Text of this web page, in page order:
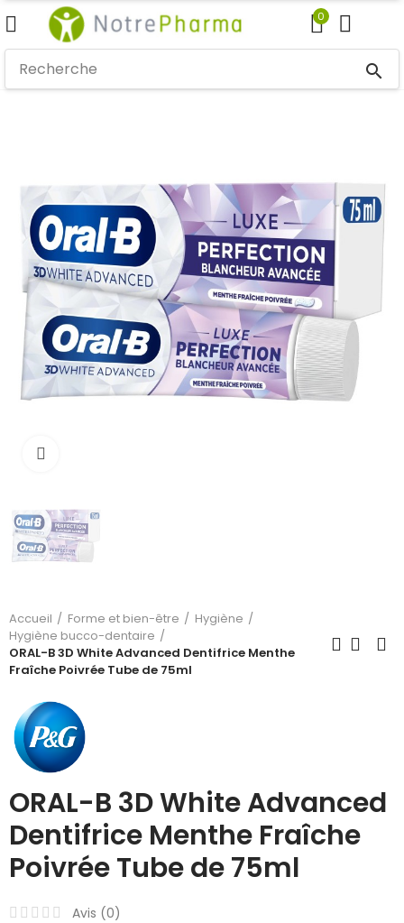
0
search
Accueil Forme et bien-être
Hygiène
Hygiène bucco-dentaire
ORAL-B 3D White Advanced Dentifrice Menthe
Fraîche Poivrée Tube de 75ml
ORAL-B 3D White Advanced
Dentifrice Menthe Fraîche
Poivrée Tube de 75ml
Avis (0)